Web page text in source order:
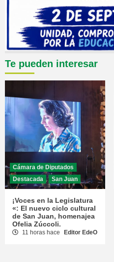
Te pueden interesar
Cámara de Diputados
Destacada
San Juan
¡Voces en la Legislatura
«: El nuevo ciclo cultural
de San Juan, homenajea
Ofelia Zúccoli.
11 horas hace Editor EdeO